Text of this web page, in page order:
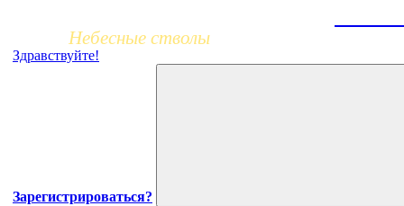
Небесные стволы
Здравствуйте!
Зарегистрироваться?